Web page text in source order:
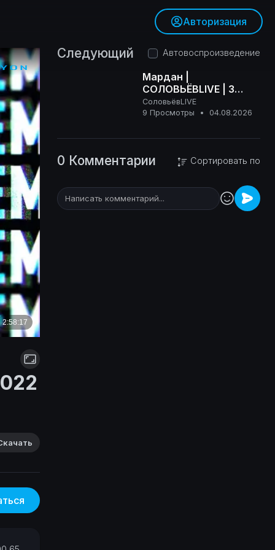
Авторизация
Следующий Автовоспроизведение
Мардан |
СОЛОВЬЁВLIVE | 3
августа 2026 года
СоловьёвLIVE
9 Просмотры
• 04.08.2026
0 Комментарии Сортировать по